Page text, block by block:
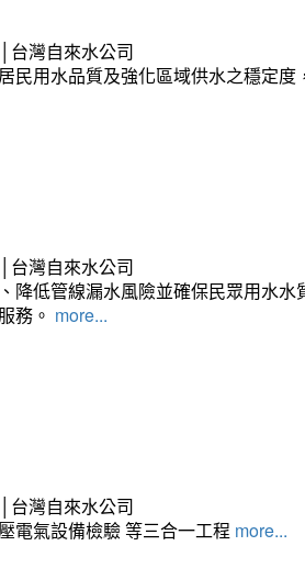
台灣自來水公司
民用水品質及強化區域供水之穩定
台灣自來水公司
降低管線漏水風險並確保民眾用水
務。 more...
台灣自來水公司
電氣設備檢驗 等三合一工程 more...